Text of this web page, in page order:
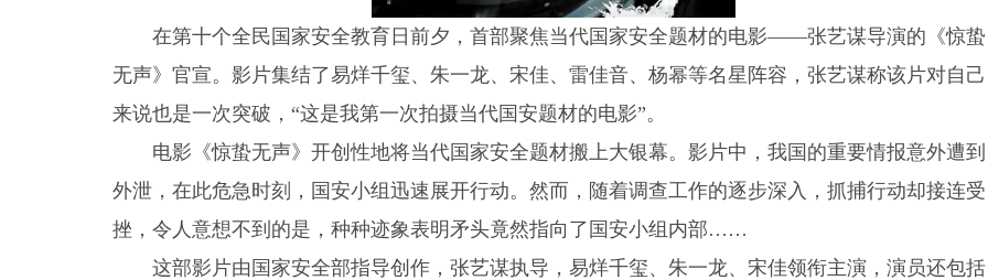
在第十个全民国家安全教育日前夕，首部聚焦当代国家安全题材的电影——张艺谋导演的《惊蛰
无声》官宣。影片集结了易烊千玺、朱一龙、宋佳、雷佳音、杨幂等名星阵容，张艺谋称该片对自己
来说也是一次突破，“这是我第一次拍摄当代国安题材的电影”。
电影《惊蛰无声》开创性地将当代国家安全题材搬上大银幕。影片中，我国的重要情报意外遭到
外泄，在此危急时刻，国安小组迅速展开行动。然而，随着调查工作的逐步深入，抓捕行动却接连受
挫，令人意想不到的是，种种迹象表明矛头竟然指向了国安小组内部……
这部影片由国家安全部指导创作，张艺谋执导，易烊千玺、朱一龙、宋佳领衔主演，演员还包括